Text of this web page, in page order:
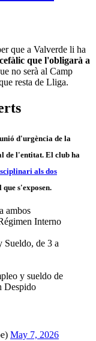
que a Valverde li ha
que l'obligarà a
no serà al Camp
resta de Lliga.
d'urgència de la
de l'entitat. El club ha
als dos
que s'exposen.
ambos
Interno
Sueldo, de 3 a
y sueldo de
Despido
May 7, 2026